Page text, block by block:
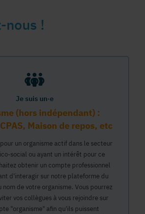
nous !
Je suis un·e
(hors indépendant) :
Maison de repos, etc
un organisme actif dans le secteur
social ou ayant un intérêt pour ce
obtenir un compte professionnel
d'interagir sur notre plateforme du
nom de votre organisme. Vous pourrez
vos collègues à vous rejoindre sur
"organisme" afin qu'ils puissent